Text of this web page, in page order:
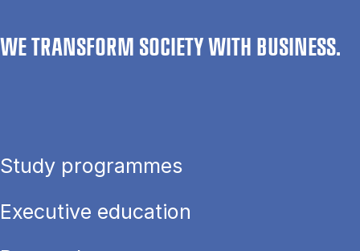
WE TRANSFORM SOCIETY WITH BUSINESS.
Study programmes
Executive education